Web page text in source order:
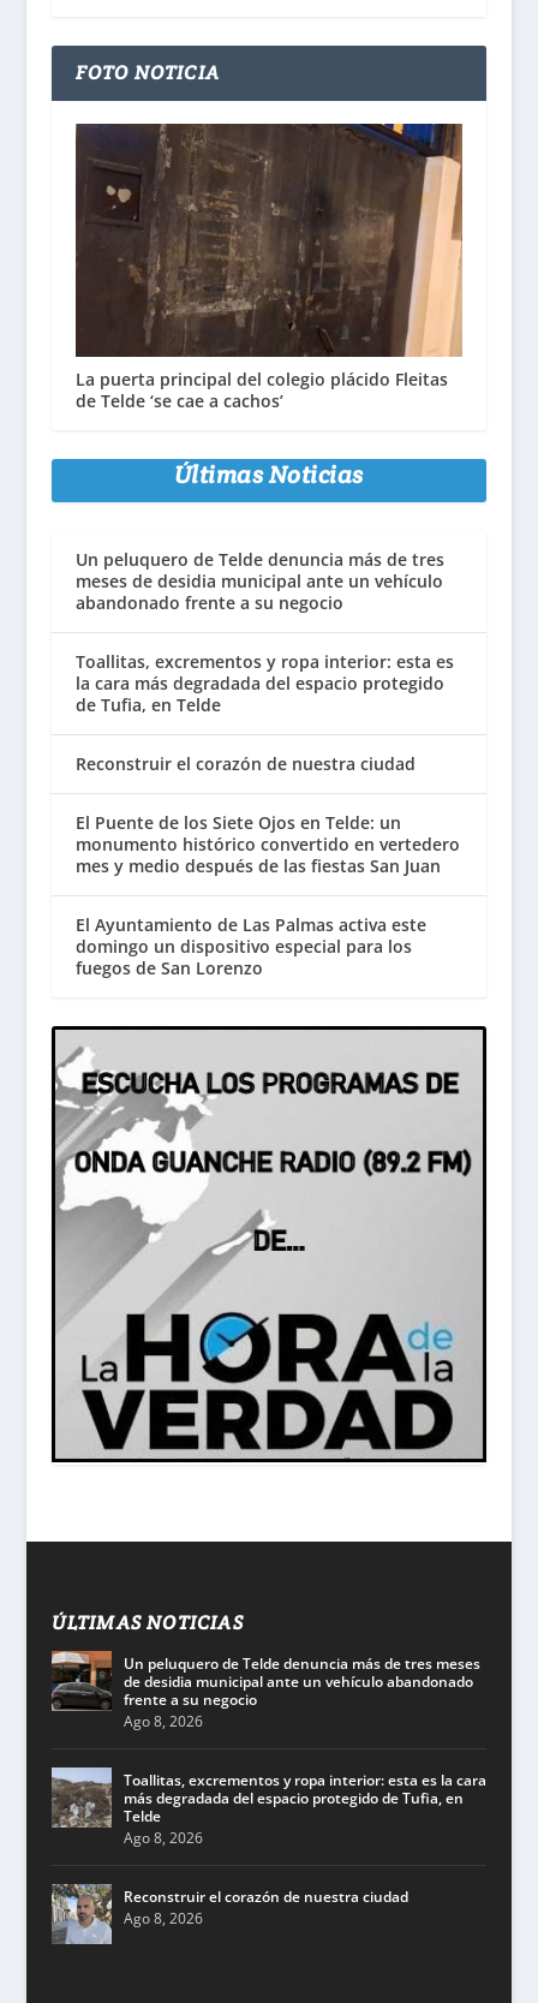
FOTO NOTICIA
La puerta principal del colegio plácido Fleitas
de Telde ‘se cae a cachos’
Últimas Noticias
Un peluquero de Telde denuncia más de tres
meses de desidia municipal ante un vehículo
abandonado frente a su negocio
Toallitas, excrementos y ropa interior: esta es
la cara más degradada del espacio protegido
de Tufia, en Telde
Reconstruir el corazón de nuestra ciudad
El Puente de los Siete Ojos en Telde: un
monumento histórico convertido en vertedero
mes y medio después de las fiestas San Juan
El Ayuntamiento de Las Palmas activa este
domingo un dispositivo especial para los
fuegos de San Lorenzo
ÚLTIMAS NOTICIAS
Un peluquero de Telde denuncia más de tres meses
de desidia municipal ante un vehículo abandonado
frente a su negocio
Ago 8, 2026
Toallitas, excrementos y ropa interior: esta es la cara
más degradada del espacio protegido de Tufia, en
Telde
Ago 8, 2026
Reconstruir el corazón de nuestra ciudad
Ago 8, 2026